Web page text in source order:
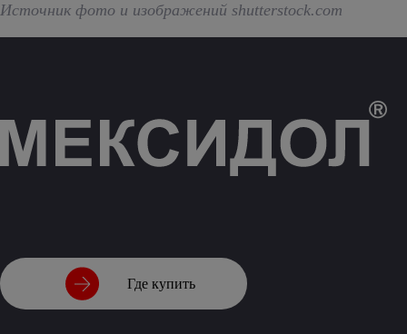
Источник фото и изображений shutterstock.com
Где купить